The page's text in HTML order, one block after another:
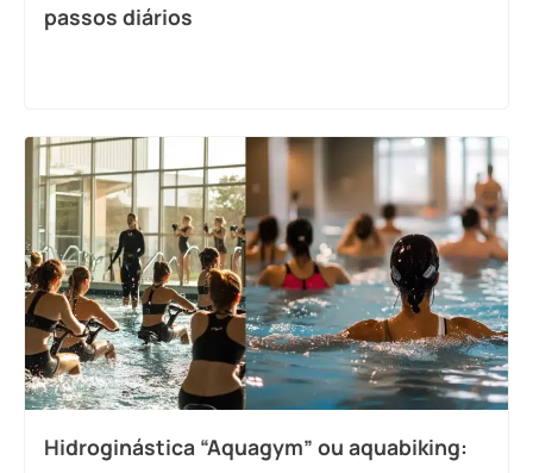
passos diários
Hidroginástica “Aquagym” ou aquabiking: